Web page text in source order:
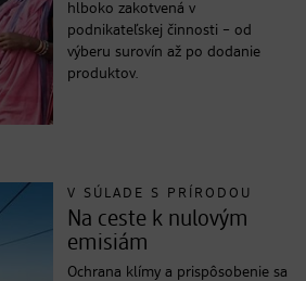
hlboko zakotvená v
podnikateľskej činnosti – od
výberu surovín až po dodanie
produktov.
V SÚLADE S PRÍRODOU
Na ceste k nulovým
emisiám
Ochrana klímy a prispôsobenie sa